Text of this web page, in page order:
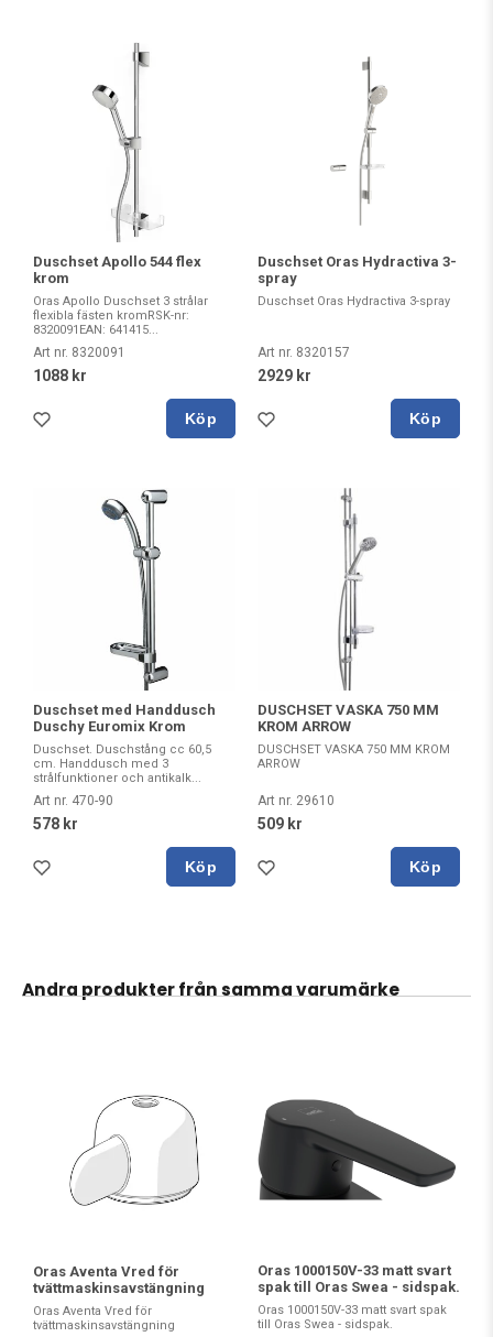
Duschset Apollo 544 flex
krom
Oras Apollo Duschset 3 strålar
flexibla fästen kromRSK-nr:
8320091EAN: 641415...
Art nr. 8320091
1088 kr
Köp
Duschset Oras Hydractiva 3-
spray
Duschset Oras Hydractiva 3-spray
Art nr. 8320157
2929 kr
Köp
Duschset med Handdusch
Duschy Euromix Krom
Duschset. Duschstång cc 60,5
cm. Handdusch med 3
strålfunktioner och antikalk...
Art nr. 470-90
578 kr
Köp
DUSCHSET VASKA 750 MM
KROM ARROW
DUSCHSET VASKA 750 MM KROM
ARROW
Art nr. 29610
509 kr
Köp
Andra produkter från samma varumärke
Oras Aventa Vred för
tvättmaskinsavstängning
Oras Aventa Vred för
tvättmaskinsavstängning
Oras 1000150V-33 matt svart
spak till Oras Swea - sidspak.
Oras 1000150V-33 matt svart spak
till Oras Swea - sidspak.